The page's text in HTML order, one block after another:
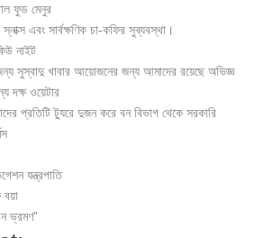
ফুড মেনুর
এবং সার্বক্ষণিক চা-কফির সুব্যবস্থা।
নাইট
সুস্বাদু খাবার আয়োজনের জন্য আমাদের রয়েছে অভিজ্ঞ
দক্ষ ওয়েটার
প্রতিটি ট্যুরে দুজন করে বন বিভাগ থেকে সরকারি
যন্ত্রপাতি
ভ্রমণ”